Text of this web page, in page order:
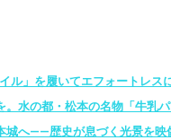
ル」を履いてエフォートレス
。水の都・松本の名物「牛乳
城へ——歴史が息づく光景を映